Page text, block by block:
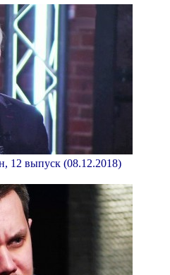
12 выпуск (08.12.2018)